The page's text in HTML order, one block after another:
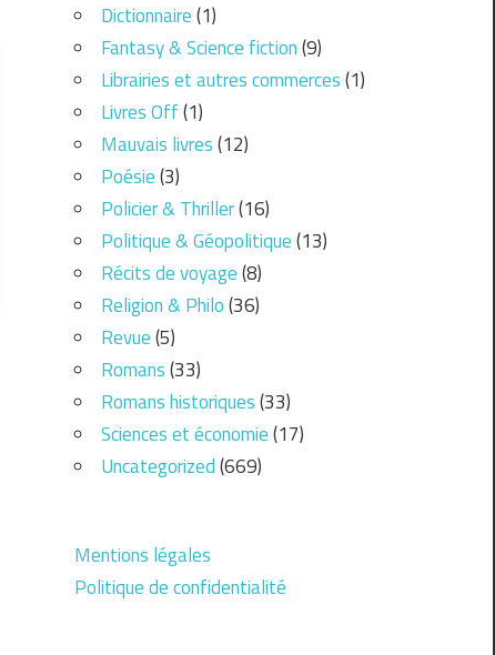
Dictionnaire(1)
Fantasy & Science fiction(9)
Librairies et autres commerces(1)
Livres Off(1)
Mauvais livres(12)
Poésie(3)
Policier & Thriller(16)
Politique & Géopolitique(13)
Récits de voyage(8)
Religion & Philo(36)
Revue(5)
Romans(33)
Romans historiques(33)
Sciences et économie(17)
Uncategorized(669)
Mentions légales
Politique de confidentialité